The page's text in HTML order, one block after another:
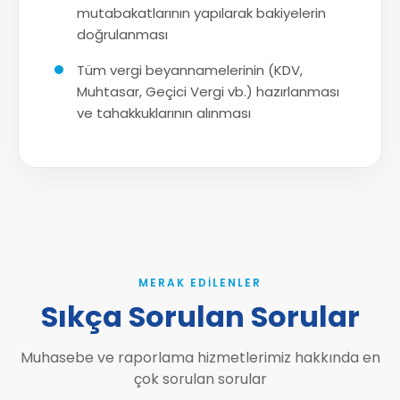
mutabakatlarının yapılarak bakiyelerin
doğrulanması
Tüm vergi beyannamelerinin (KDV,
Muhtasar, Geçici Vergi vb.) hazırlanması
ve tahakkuklarının alınması
MERAK EDILENLER
Sıkça Sorulan Sorular
Muhasebe ve raporlama hizmetlerimiz hakkında en
çok sorulan sorular